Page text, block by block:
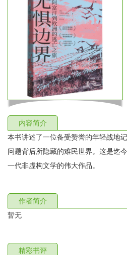
内容简介
本书讲述了一位备受赞誉的年轻战地
问题背后所隐藏的难民世界。这是迄
一代非虚构文学的伟大作品。
作者简介
暂无
精彩书评